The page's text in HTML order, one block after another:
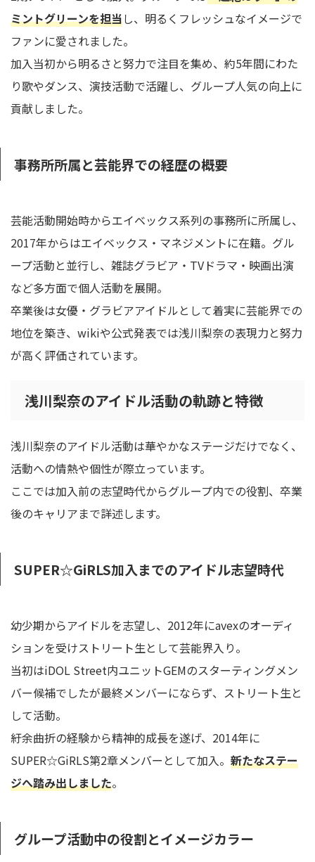
ミントグリーンを担当し、明るくフレッシュなイメージで
ファンに愛されました。
加入当初から明るさと努力で注目を集め、約5年間にわた
り歌やダンス、演技活動で活躍し、グループ人気の向上に
貢献しました。
事務所所属と芸能界での経歴の概要
芸能活動開始時からエイベックス系列の事務所に所属し、
2017年からはエイベックス・マネジメントに在籍。グル
ープ活動と並行し、雑誌グラビア・TVドラマ・映画出演
など多方面で個人活動を展開。
卒業後は女優・グラビアアイドルとして着実に芸能界での
地位を築き、wikiや公式発表では浅川梨奈の表現力と努力
が高く評価されています。
浅川梨奈のアイドル活動の軌跡と特徴
浅川梨奈のアイドル活動は華やかなステージだけでなく、
活動への情熱や個性が際立っています。
ここでは加入前の志望時代からグループ内での役割、卒業
後のキャリアまで詳述します。
SUPER☆GiRLS加入までのアイドル志望時代
幼少期からアイドルを志望し、2012年にavexのオーディ
ションを受けストリート生として芸能界入り。
当初はiDOL Street内ユニットGEMのスターティングメン
バー候補でしたが最終メンバーにならず、ストリート生と
して活動。
紆余曲折の経験から精神的成長を遂げ、2014年に
SUPER☆GiRLS第2章メンバーとして加入。 新たなステー
ジへ踏み出しました。
グループ活動中の役割とイメージカラー